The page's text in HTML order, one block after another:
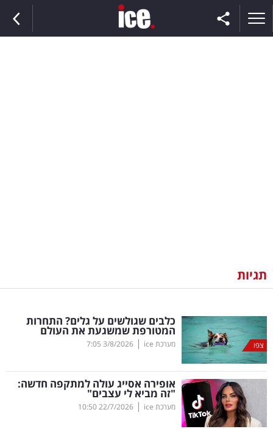
וצרכנות
דיגיטל
וטק
שיווק
ופרסום
משפט
תגיות
צפו
כלבים שגולשים על גלים? התחרות
המטורפת שמשגעת את העולם
מערכת ice |
3/8/2026
7:05
אופירה אסייג עולה למתקפה חדשה:
"זה מביא לי עצבים"
מערכת ice |
22/7/2026
10:50